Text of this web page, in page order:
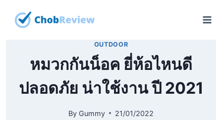
OUTDOOR
หมวกกันน็อค ยี่ห้อไหนดี
ปลอดภัย น่าใช้งาน ปี 2021
By Gummy 21/01/2022